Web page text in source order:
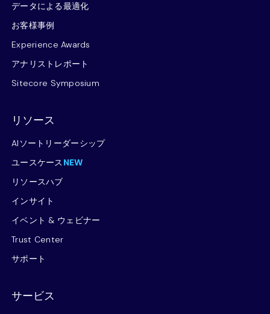
データによる最適化
お客様事例
Experience Awards
アナリストレポート
Sitecore Symposium
リソース
AIソートリーダーシップ
ユースケース NEW
リソースハブ
インサイト
イベント & ウェビナー
Trust Center
サポート
サービス